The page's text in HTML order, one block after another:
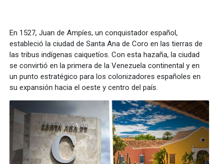
En 1527, Juan de Ampíes, un conquistador español,
estableció la ciudad de Santa Ana de Coro en las tierras de
las tribus indígenas caiquetíos. Con esta hazaña, la ciudad
se convirtió en la primera de la Venezuela continental y en
un punto estratégico para los colonizadores españoles en
su expansión hacia el oeste y centro del país.